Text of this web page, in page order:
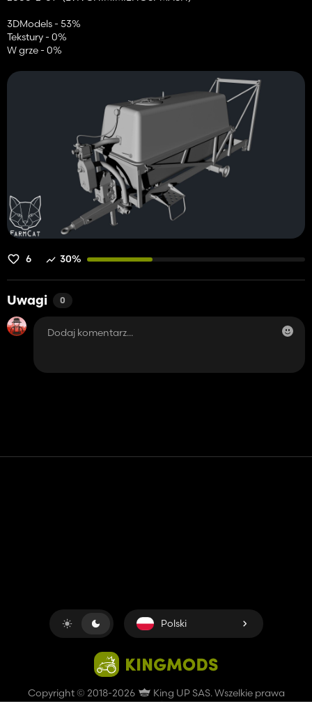
3DModels - 53%
Tekstury - 0%
W grze - 0%
6 30%
Uwagi 0
Copyright © 2018-2026 King UP SAS. Wszelkie prawa
zastrzeżone.
Polski